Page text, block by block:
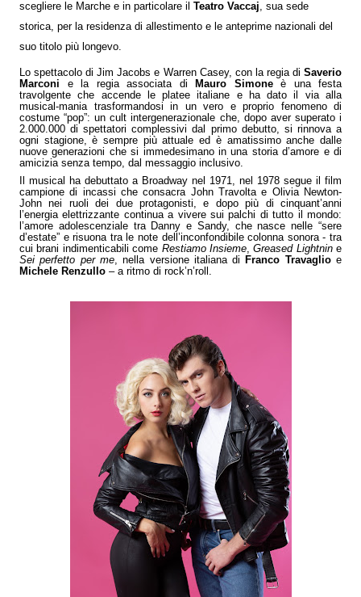
scegliere le Marche e in particolare il Teatro Vaccaj, sua sede
storica, per la residenza di allestimento e le anteprime nazionali del
suo titolo più longevo.
Lo spettacolo di Jim Jacobs e Warren Casey, con la regia di Saverio
Marconi e la regia associata di Mauro Simoneè una festa
travolgente che accende le platee italiane e ha dato il via alla
musical-mania trasformandosi in un vero e proprio fenomeno di
costume “pop”: un cult intergenerazionale che, dopo aver superato i
2.000.000 di spettatori complessivi dal primo debutto, si rinnova a
ogni stagione, è sempre più attuale ed è amatissimo anche dalle
nuove generazioni che si immedesimano in una storia d’amore e di
amicizia senza tempo, dal messaggio inclusivo.
Il musical ha debuttato a Broadway nel 1971, nel 1978 segue il film
campione di incassi che consacra John Travolta e Olivia Newton-
John nei ruoli dei due protagonisti, e dopo più di cinquant’anni
l’energia elettrizzante continua a vivere sui palchi di tutto il mondo:
l’amore adolescenziale tra Danny e Sandy, che nasce nelle “sere
d’estate” e risuona tra le note dell’inconfondibile colonna sonora - tra
cui brani indimenticabili come Restiamo Insieme,Greased Lightnine
Sei perfetto per me, nella versione italiana di Franco Travaglioe
Michele Renzullo – a ritmo di rock’n’roll.